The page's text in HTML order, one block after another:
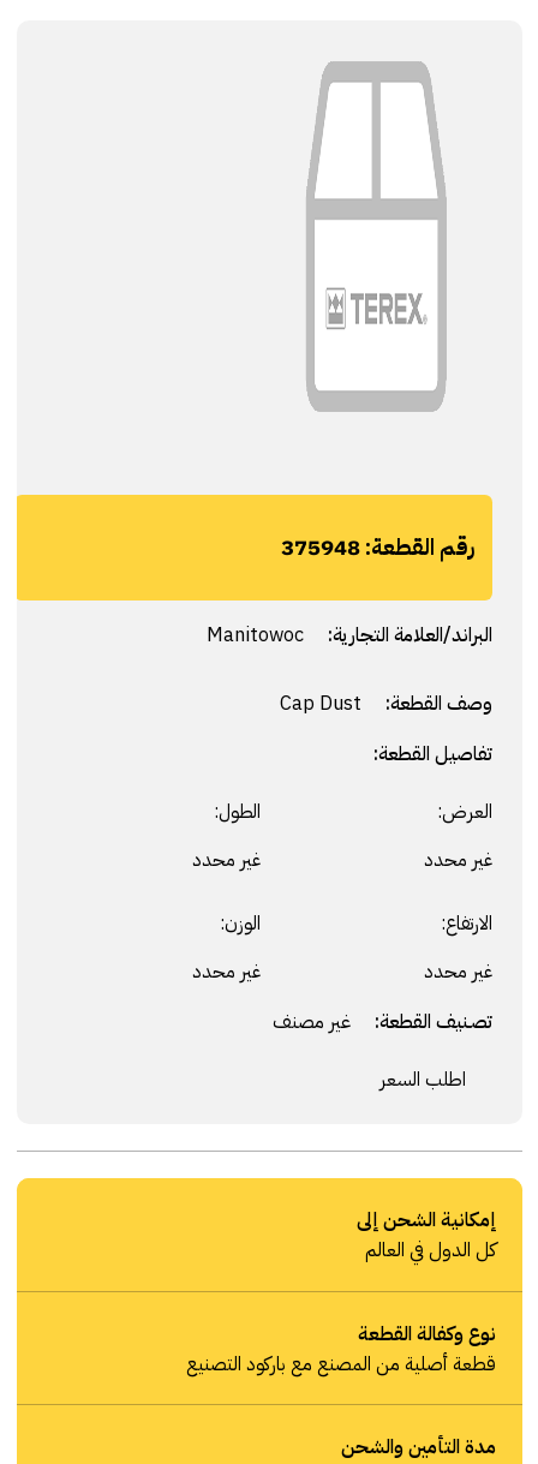
رقم القطعة:375948
البراند/العلامة التجارية: Manitowoc
وصف القطعة:
تفاصيل القطعة:
العرض:
غير محدد
الطول:
غير محدد
الارتفاع:
غير محدد
الوزن:
غير محدد
تصنيف القطعة: غير مصنف
اطلب السعر
إمكانية الشحن إلى
كل الدول في العالم
نوع وكفالة القطعة
قطعة أصلية من المصنع مع باركود التصنيع
مدة التأمين والشحن